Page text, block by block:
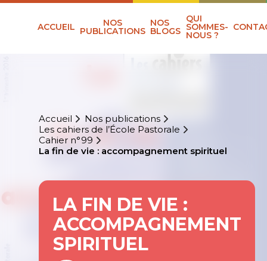
ACCUEIL NOS
PUBLICATIONS
NOS
BLOGS
QUI
SOMMES-
NOUS ?
Accueil
Nos publications
Les cahiers de l’École Pastorale
Cahier n°99
La fin de vie : accompagnement spirituel
LA FIN DE VIE :
ACCOMPAGNEMENT
SPIRITUEL